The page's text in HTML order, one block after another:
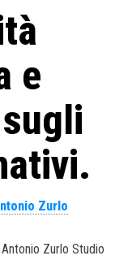
e
sugli
Zurlo
Zurlo Studio